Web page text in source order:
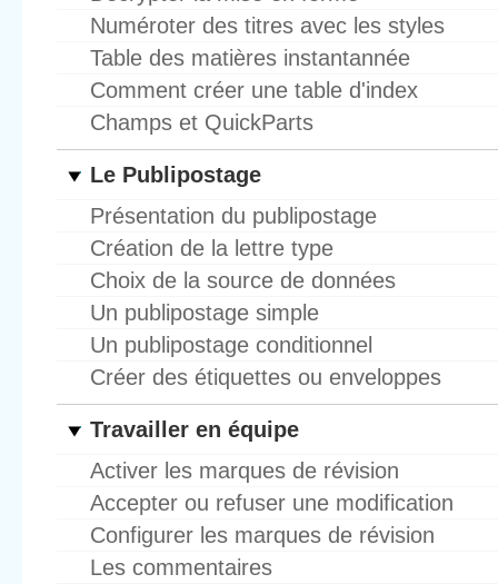
Numéroter des titres avec les styles
Table des matières instantannée
Comment créer une table d'index
Champs et QuickParts
Le Publipostage
Présentation du publipostage
Création de la lettre type
Choix de la source de données
Un publipostage simple
Un publipostage conditionnel
Créer des étiquettes ou enveloppes
Travailler en équipe
Activer les marques de révision
Accepter ou refuser une modification
Configurer les marques de révision
Les commentaires